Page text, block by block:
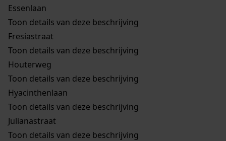
Essenlaan
Toon details van deze beschrijving
Fresiastraat
Toon details van deze beschrijving
Houterweg
Toon details van deze beschrijving
Hyacinthenlaan
Toon details van deze beschrijving
Julianastraat
Toon details van deze beschrijving